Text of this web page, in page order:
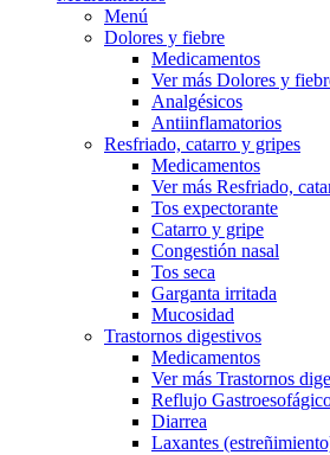
Menú
Dolores y fiebre
Medicamentos
Ver más Dolores y
Analgésicos
Antiinflamatorios
Resfriado, catarro y gripes
Medicamentos
Ver más Resfriado,
Tos expectorante
Catarro y gripe
Congestión nasal
Tos seca
Garganta irritada
Mucosidad
Trastornos digestivos
Medicamentos
Ver más Trastornos
Reflujo
Diarrea
Laxantes